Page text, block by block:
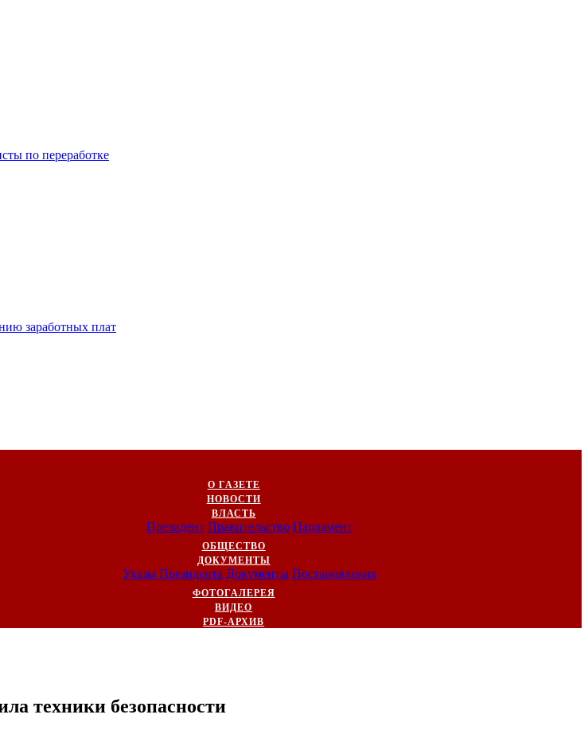
по переработке
заработных плат
О ГАЗЕТЕ
НОВОСТИ
ВЛАСТЬ
Президент Правительство Парламент
ОБЩЕСТВО
ДОКУМЕНТЫ
Указы Президента Документы Постановления
ФОТОГАЛЕРЕЯ
ВИДЕО
PDF-АРХИВ
техники безопасности